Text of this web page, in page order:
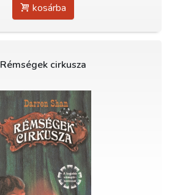
kosárba
Rémségek cirkusza